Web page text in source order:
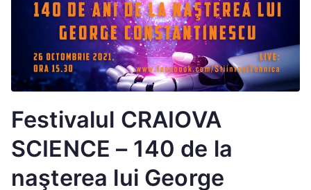
Festivalul CRAIOVA
SCIENCE – 140 de la
naşterea lui George